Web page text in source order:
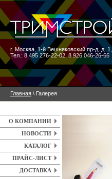
Главная \ Галерея
О КОМПАНИИ
НОВОСТИ
КАТАЛОГ
ПРАЙС-ЛИСТ
ДОСТАВКА
г. Москва ,1-й Вешняковский пр-д, д.
Тел.: 8 495 276-22-02, 8 926 046-26-66